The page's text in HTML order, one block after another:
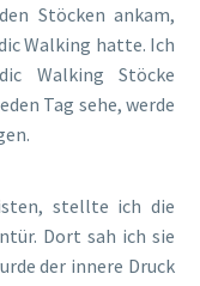
Stöcken ankam,
Walking hatte. Ich
Walking Stöcke
Tag sehe, werde
stellte ich die
Dort sah ich sie
der innere Druck